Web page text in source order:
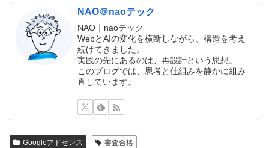
NAO＠naoテック
NAO｜naoテック
WebとAIの変化を横断しながら、構造を考え
続けてきました。
実践の先にあるのは、再設計という思想。
このブログでは、思考と仕組みを静かに組み
直しています。
Googleアドセンス 審査合格